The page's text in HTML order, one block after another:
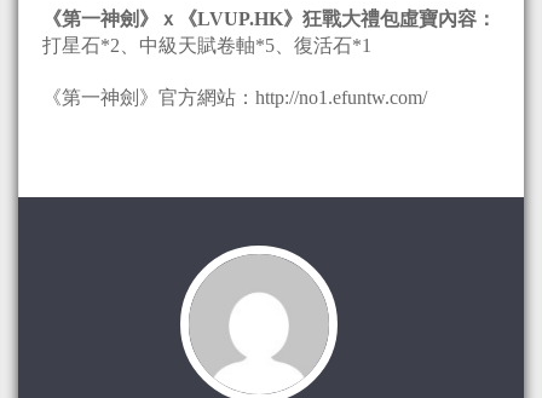
《第一神劍》ｘ《LVUP.HK》狂戰大禮包虛寶內容：
打星石*2、中級天賦卷軸*5、復活石*1
《第一神劍》官方網站：http://no1.efuntw.com/